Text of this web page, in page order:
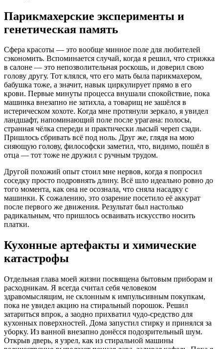
Парикмахерские эксперименты и
генетическая память
Сфера красоты — это вообще минное поле для любителей
сэкономить. Вспоминается случай, когда я решил, что стрижка
в салоне — это непозволительная роскошь, и доверил свою
голову другу. Тот клялся, что его мать была парикмахером,
бабушка тоже, а значит, навык циркулирует прямо в его
крови. Первые минуты процесса внушали спокойствие, пока
машинка внезапно не затихла, а товарищ не зашёлся в
истерическом хохоте. Когда мне протянули зеркало, я увидел
ландшафт, напоминающий поле после урагана: полосы,
странная чёлка спереди и практически лысый череп сзади.
Пришлось сбривать всё под ноль. Друг же, глядя на мою
сияющую голову, философски заметил, что, видимо, пошёл в
отца — тот тоже не дружил с ручным трудом.
Другой похожий опыт стоил мне нервов, когда я попросил
соседку просто подровнять длину. Всё шло идеально ровно до
того момента, как она не осознала, что сняла насадку с
машинки. К сожалению, это озарение посетило её аккурат
после первого же движения. Результат был настолько
радикальным, что пришлось осваивать искусство носить
платки.
Кухонные артефакты и химические
катастрофы
Отдельная глава моей жизни посвящена бытовым приборам и
расходникам. Я всегда считал себя человеком
здравомыслящим, не склонным к импульсивным покупкам,
пока не увидел акцию на стиральный порошок. Решил
затариться впрок, а заодно прихватил чудо-средство для
кухонных поверхностей. Дома запустил стирку и принялся за
уборку. Из ванной внезапно донёсся подозрительный шум.
Открыв дверь, я узрел, как из стиральной машины